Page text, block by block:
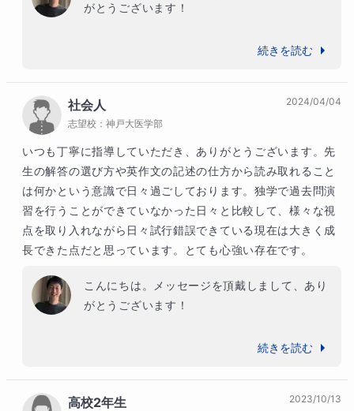
がとうございます！
お兄様も大きくスコアアップされましてとても
更に嬉しく感じながら授業を実施させていただ
きました。ご兄妹に共通して、学習への真面目
な姿勢や、アドバイスをしっかり取り込む力が
大きな成果につながっています。
毎回の授業に真剣に取り組んでいただき、宿題
もきっちりとこなしていただいたので、6回の
授業で英語力は大きく前進されました。得意分
野は更に強化、やや苦手な分野も大きく克服さ
さいね。
続きを読む
社会人
志望校： 神戸大医学部
2024/04/04
いつも丁寧に指導していただき、ありがとうございます。先
生の解答の選び方や英作文の記述の仕方から読み取れること
は何かという意識で日々過ごしております。独学で過去問演
習を行うことができていなかった日々と比較して、様々な視
点を取り入れながら日々試行錯誤できている現在は大きく成
長できた点だと思っています。とても心強い存在です。
こんにちは。メッセージを頂戴しまして、あり
がとうございます！
いつも学習に対して積極的に取り組んでおられ
また、常にしっかりと自己分析と課題管理をさ
れており、毎回の授業で着実な前進を感じてお
続きを読む
高校2年生 2023/10/13